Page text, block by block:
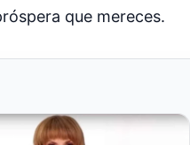
que mereces.